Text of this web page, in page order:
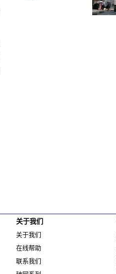
关于我们
关于我们
在线帮助
联系我们